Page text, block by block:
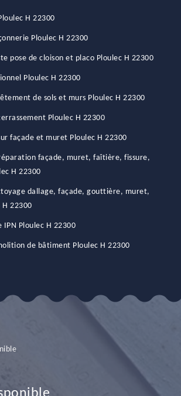
H 22300
Ploulec H 22300
pose de cloison et placo Ploulec H 22300
Ploulec H 22300
de sols et murs Ploulec H 22300
Ploulec H 22300
façade et muret Ploulec H 22300
façade, muret, faîtière, fissure,
H 22300
dallage, façade, gouttière, muret,
22300
IPN Ploulec H 22300
de bâtiment Ploulec H 22300